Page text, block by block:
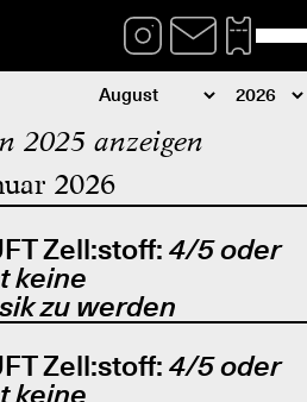
2025 anzeigen
2026
Zell:stoff: 4/5 oder
keine
zu werden
Zell:stoff: 4/5 oder
keine